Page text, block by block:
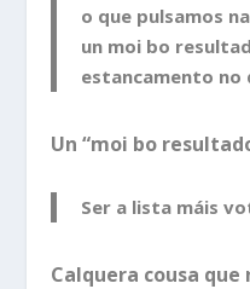
o que pulsamos
un moi bo
estancamento no
Un “moi bo
Ser a lista máis
Calquera cousa